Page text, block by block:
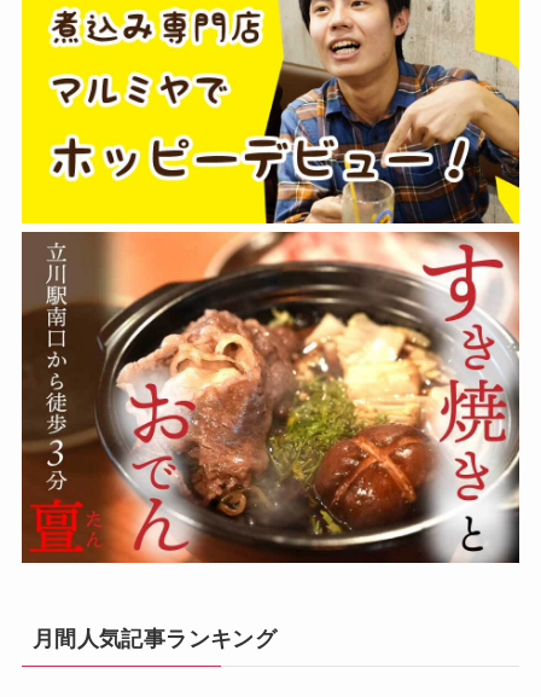
月間人気記事ランキング